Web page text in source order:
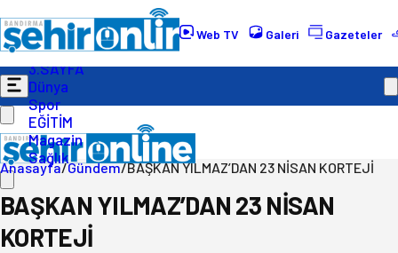
Web TV Galeri Gazeteler
Gündem
Ekonomi
Politika
3.SAYFA
Dünya
Spor
EĞİTİM
Magazin
Sağlık
Anasayfa/Gündem/BAŞKAN YILMAZ’DAN 23 NİSAN KORTEJİ
BAŞKAN YILMAZ’DAN 23 NİSAN
KORTEJİ